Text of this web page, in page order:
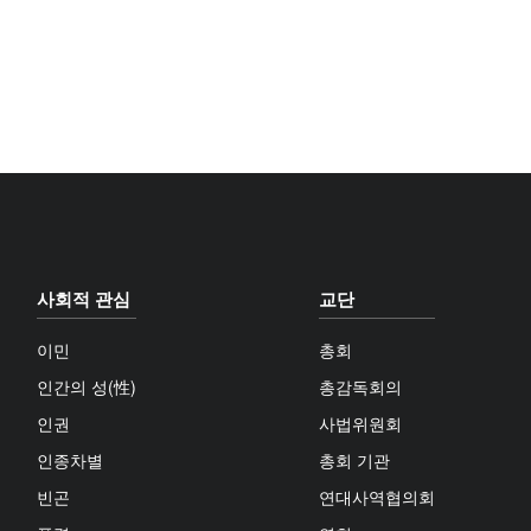
사회적 관심
이민
인간의 성(性)
인권
인종차별
빈곤
교단
총회
총감독회의
사법위원회
총회 기관
연대사역협의회